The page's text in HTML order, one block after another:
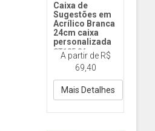
Caixa de
Sugestões em
Acrílico Branca
24cm caixa
personalizada
ST125 24cm
Bolso A5 Acr
A partir de R$
69,40
Mais Detalhes